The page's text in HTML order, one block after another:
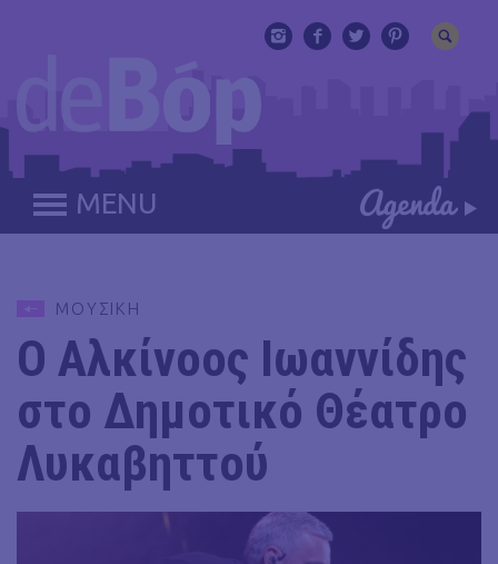
MENU
ΜΟΥΣΙΚΗ
Ο Αλκίνοος Ιωαννίδης
στο Δημοτικό Θέατρο
Λυκαβηττού